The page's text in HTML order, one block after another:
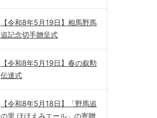
【令和8年5月19日】相馬野馬
追記念切手贈呈式
【令和8年5月19日】春の叙勲
伝達式
【令和8年5月18日】「野馬追
の里 ほほえみエール」の寄贈